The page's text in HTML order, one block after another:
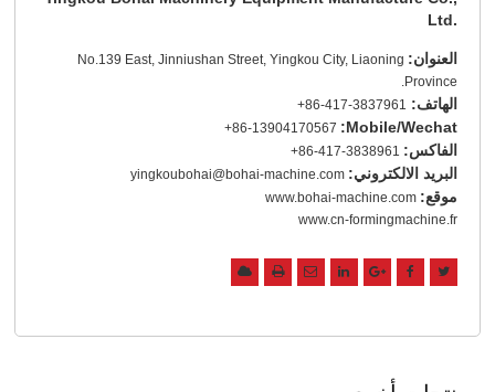
Ltd.
العنوان: No.139 East, Jinniushan Street, Yingkou City, Liaoning
Province.
الهاتف: +86-417-3837961
Mobile/Wechat:
+86-13904170567
الفاكس: +86-417-3838961
البريد الالكتروني: yingkoubohai@bohai-machine.com
موقع: www.bohai-machine.com
www.cn-formingmachine.fr